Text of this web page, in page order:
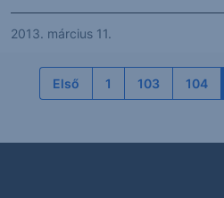
2013. március 11.
Első 1 103 104